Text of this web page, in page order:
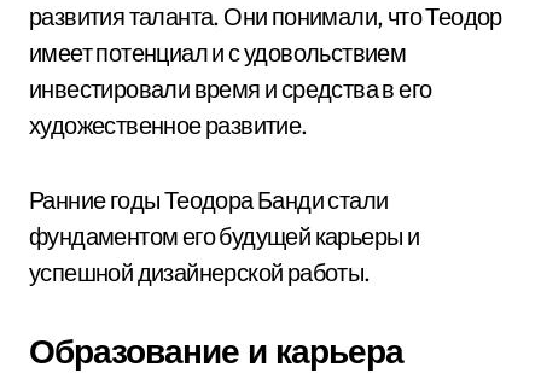
развития таланта. Они понимали, что Теодор
имеет потенциал и с удовольствием
инвестировали время и средства в его
художественное развитие.
Ранние годы Теодора Банди стали
фундаментом его будущей карьеры и
успешной дизайнерской работы.
Образование и карьера